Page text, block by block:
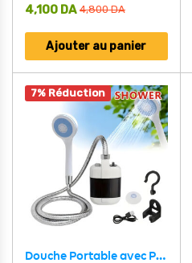
4,800DA
4,100 DA
Ajouter au panier
7% Réduction
Douche Portable avec Pompe pour Camping et Extérieur